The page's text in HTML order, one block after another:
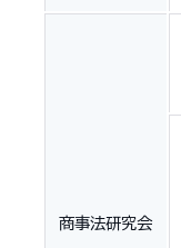
商事法研究会